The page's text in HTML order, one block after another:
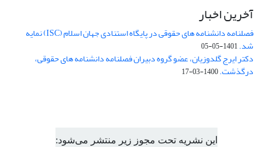
آخرین اخبار
فصلنامه دانشنامه های حقوقی در پایگاه استنادی جهان اسلام (ISC) نمایه
شد.1401-05-05
دکتر ایرج گلدوزیان، عضو گروه دبیران فصلنامه دانشنامه های حقوقی،
درگذشت.1400-03-17
این نشریه تحت مجوز زیر منتشر می‌شود: